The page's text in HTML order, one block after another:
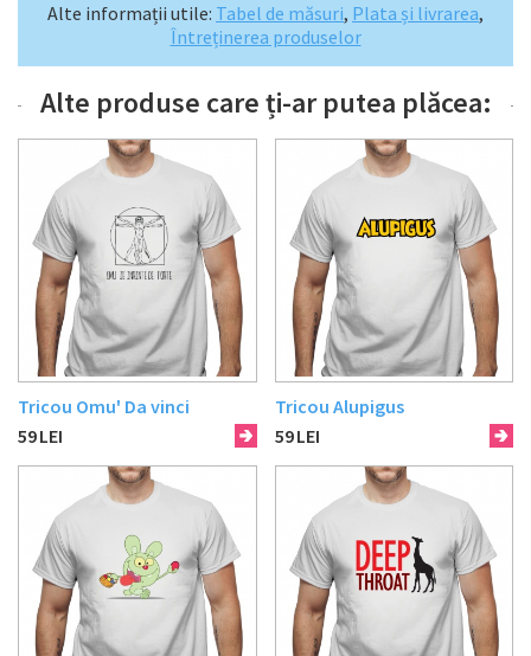
Alte informații utile: Tabel de măsuri, Plata și livrarea,
Întreținerea produselor
Alte produse care ți-ar putea plăcea:
Tricou Omu' Da vinci
59LEI
Tricou Alupigus
59LEI